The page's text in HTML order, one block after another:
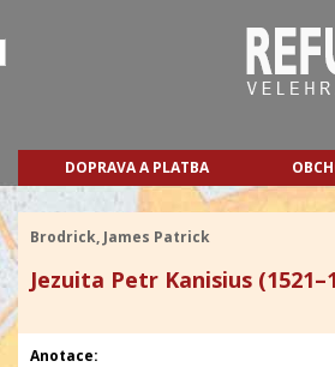
DOPRAVA A PLATBA
Brodrick, James Patrick
Jezuita Petr Kanisius
Anotace: